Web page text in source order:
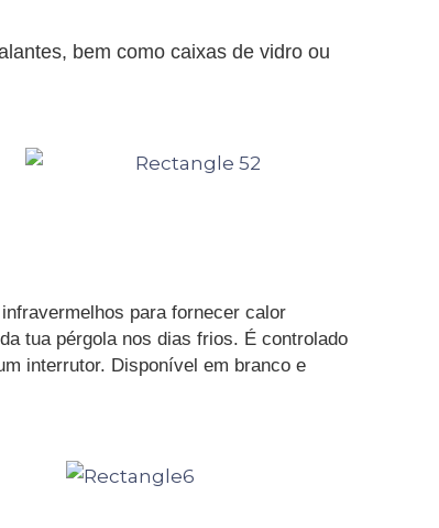
bem como caixas de vidro ou
para fornecer calor
tua pérgola nos dias frios. É controlado
interrutor. Disponível em branco e